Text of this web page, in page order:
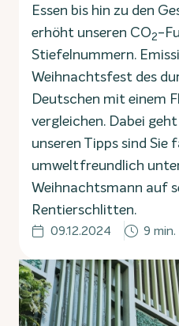
Essen bis hin zu den
erhöht unseren CO2-
Stiefelnummern.
Weihnachtsfest des
Deutschen mit einem
vergleichen. Dabei
unseren Tipps sind Sie
umweltfreundlich
Weihnachtsmann auf
Rentierschlitten.
09.12.2024 9 min.